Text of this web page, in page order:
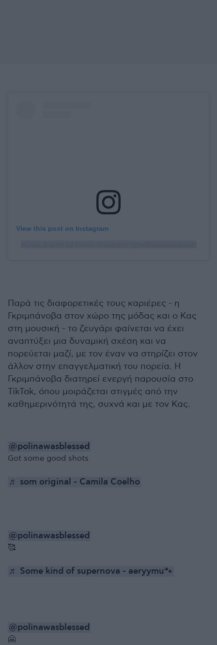
View this post on Instagram
Παρά τις διαφορετικές τους καριέρες - η
Γκριμπάνοβα στον χώρο της μόδας και ο Κας
στη μουσική - το ζευγάρι φαίνεται να έχει
αναπτύξει μια δυναμική σχέση και να
πορεύεται μαζί, με τον έναν να στηρίζει στον
άλλον στην επαγγελματική του πορεία. Η
Γκριμπάνοβα διατηρεί ενεργή παρουσία στο
TikTok, όπου μοιράζεται στιγμές από την
καθημερινότητά της, συχνά και με τον Κας.
@polinawasblessed
Got some good shots
♬ som original - Camila Coelho
@polinawasblessed
🥰
♬ Some kind of supernova - aeryymu🐾
@polinawasblessed
🤗